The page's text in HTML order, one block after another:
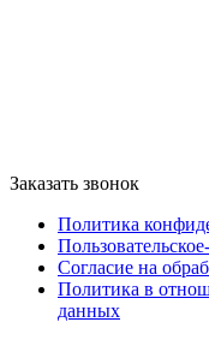
Заказать звонок
Политика
Согласие на
Политика в
данных